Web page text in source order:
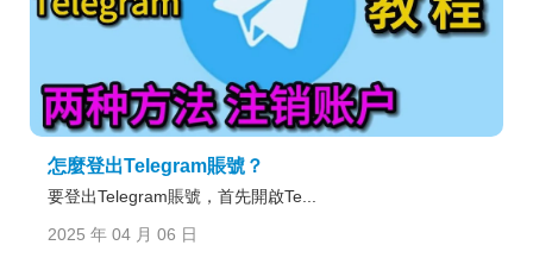
怎麼登出Telegram賬號？
要登出Telegram賬號，首先開啟Te...
2025 年 04 月 06 日